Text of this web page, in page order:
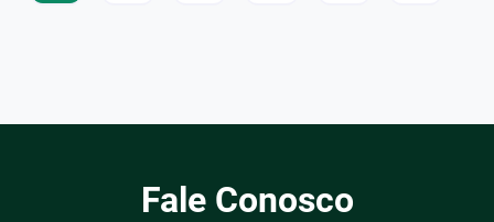
Fale Conosco